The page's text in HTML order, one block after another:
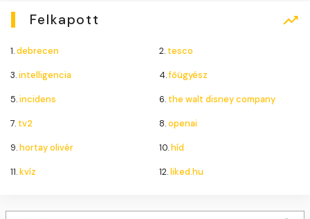
Felkapott
1.debrecen 2. tesco
3.intelligencia 4.főügyész
5.incidens 6. the walt disney company
7. tv2 8.openai
9.hortay olivér 10.híd
11.kvíz 12.liked.hu